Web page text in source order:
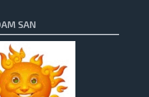
SAN